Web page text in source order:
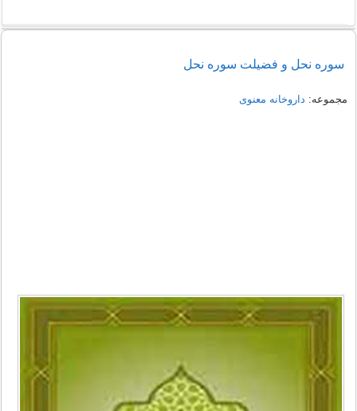
سوره نحل و فضیلت سوره نحل
مجموعه: داروخانه معنوی